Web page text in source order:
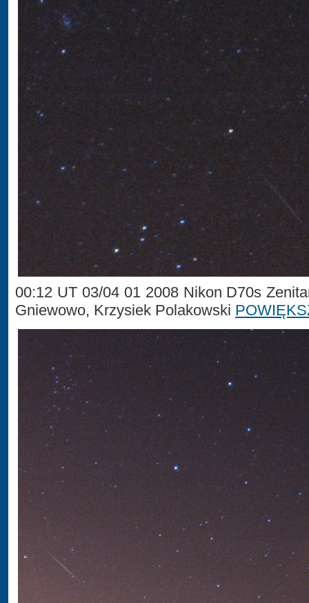
00:12 UT 03/04 01 2008 Nikon D70s
Gniewowo, Krzysiek Polakowski